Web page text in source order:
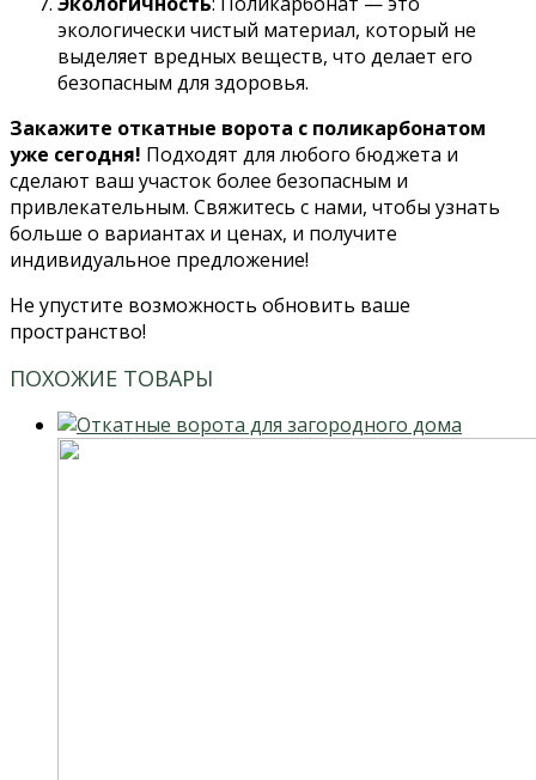
экологически чистый материал, который не
выделяет вредных веществ, что делает его
безопасным для здоровья.
Закажите откатные ворота с поликарбонатом
уже сегодня! Подходят для любого бюджета и
сделают ваш участок более безопасным и
привлекательным. Свяжитесь с нами, чтобы узнать
больше о вариантах и ценах, и получите
индивидуальное предложение!
Не упустите возможность обновить ваше
пространство!
ПОХОЖИЕ ТОВАРЫ